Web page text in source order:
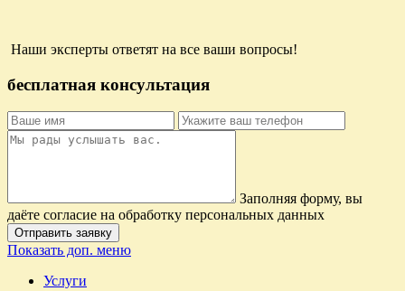
Наши эксперты ответят на все ваши вопросы!
бесплатная консультация
Заполняя форму, вы
даёте согласие на обработку персональных данных
Отправить заявку
Показать доп. меню
Услуги